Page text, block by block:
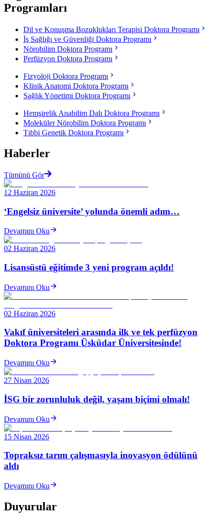
Programları
Dil ve Konuşma Bozuklukları Terapisi Doktora Programı
İş Sağlığı ve Güvenliği Doktora Programı
Nörobilim Doktora Programı
Perfüzyon Doktora Programı
Fizyoloji Doktora Programı
Klinik Anatomi Doktora Programı
Sağlık Yönetimi Doktora Programı
Hemşirelik Anabilim Dalı Doktora Programı
Moleküler Nörobilim Doktora Programı
Tıbbi Genetik Doktora Programı
Haberler
Tümünü Gör
12 Haziran 2026
‘Engelsiz üniversite’ yolunda önemli adım…
Devamını Oku
02 Haziran 2026
Lisansüstü eğitimde 3 yeni program açıldı!
Devamını Oku
02 Haziran 2026
Vakıf üniversiteleri arasında ilk ve tek perfüzyon
Doktora Programı Üsküdar Üniversitesinde!
Devamını Oku
27 Nisan 2026
İSG bir zorunluluk değil, yaşam biçimi olmalı!
Devamını Oku
15 Nisan 2026
Topraksız tarım çalışmasıyla inovasyon ödülünü
aldı
Devamını Oku
Duyurular